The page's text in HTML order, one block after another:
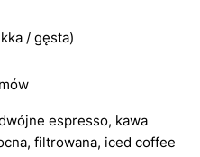
/ gęsta)
espresso, kawa
filtrowana, iced coffee